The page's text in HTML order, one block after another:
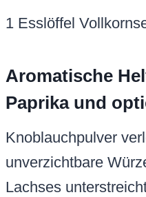
1 Esslöffel
Aromatische
Paprika und
Knoblauchpulver
unverzichtbare
Lachses